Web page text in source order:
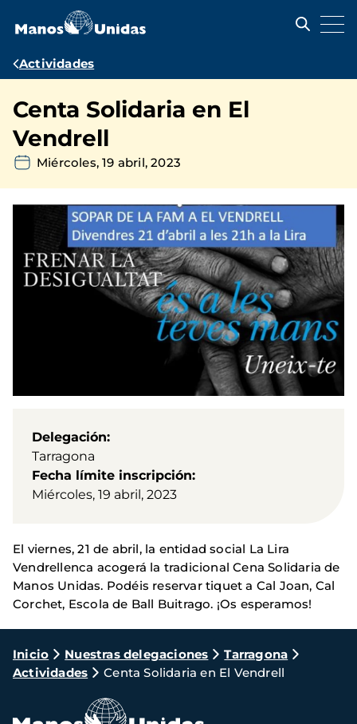
contenido
Ruta
navegación
Actividades
Centa Solidaria en El
Vendrell
Miércoles, 19 abril, 2023
Delegación
Tarragona
Fecha límite inscripción
Miércoles, 19 abril, 2023
El viernes, 21 de abril, la entidad social La Lira
Vendrellenca acogerá la tradicional Cena Solidaria de
Manos Unidas. Podéis reservar tiquet a Cal Joan, Cal
Corchet, Escola de Ball Buitrago. ¡Os esperamos!
Ruta
de
navegación
Inicio Nuestras delegaciones
Tarragona
Actividades
Centa Solidaria en El Vendrell